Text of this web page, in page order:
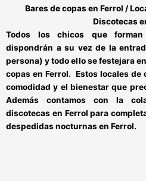
Bares de copas en Ferrol /
Discotecas
Todos los chicos que
dispondrán a su vez de la
persona) y todo ello se festejara
copas en Ferrol. Estos locales de
comodidad y el bienestar que
Además contamos con la
discotecas en Ferrolpara
despedidas nocturnas en Ferrol.